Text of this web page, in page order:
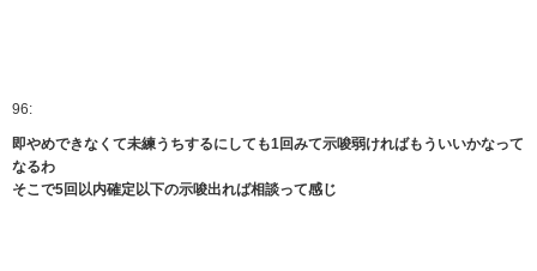
96:
即やめできなくて未練うちするにしても1回みて示唆弱ければもういいかなって
なるわ
そこで5回以内確定以下の示唆出れば相談って感じ